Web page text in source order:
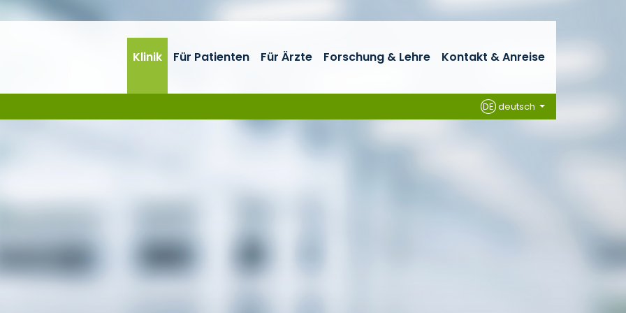
Klinik Für Patienten Für Ärzte Forschung & Lehre Kontakt & Anreise
DEdeutsch